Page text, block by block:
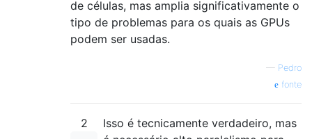
            }
/* As of here, all threads in
            task_do( &tasks[ task_id ] );
        } /* main loop. */
de células, mas amplia significativamente o
tipo de problemas para os quais as GPUs
podem ser usadas.
— Pedro
fonte
2
Isso é tecnicamente verdadeiro, mas